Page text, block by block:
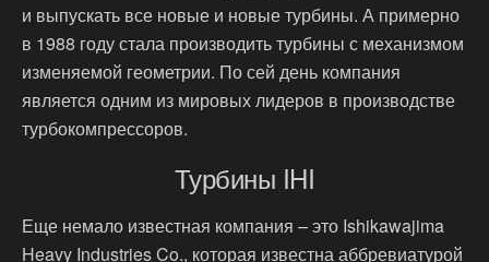
и выпускать все новые и новые турбины. А примерно
в 1988 году стала производить турбины с механизмом
изменяемой геометрии. По сей день компания
является одним из мировых лидеров в производстве
турбокомпрессоров.
Турбины IHI
Еще немало известная компания – это Ishikawajima
Heavy Industries Co., которая известна аббревиатурой